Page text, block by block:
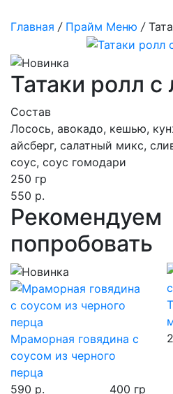
Главная / Прайм Меню /
Татаки ролл с
Состав
Лосось, авокадо, кешью,
айсберг, салатный микс,
соус, соус гомодари
250 гр
550 р.
Рекомендуем
попробовать
Мраморная говядина с
соусом из черного
перца
590 р.
400 гр